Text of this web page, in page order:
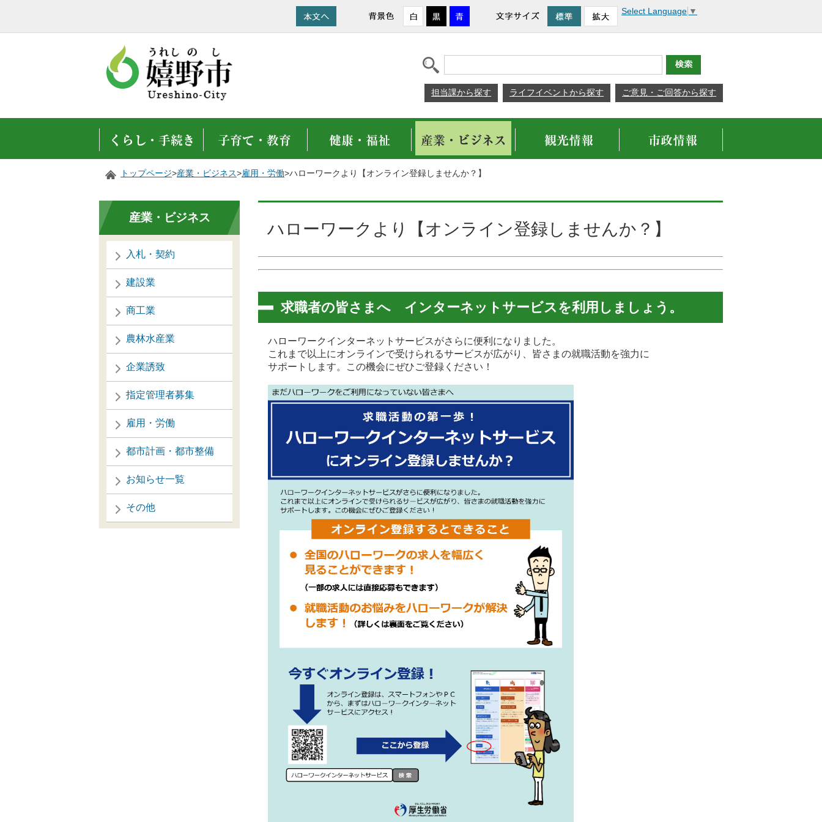
Select Language ▼
担当課から探す ライフイベントから探す ご意見・ご回答から探す
トップページ>産業・ビジネス>雇用・労働>ハローワークより【オンライン登録しませんか？】
産業・ビジネス
入札・契約
建設業
商工業
農林水産業
企業誘致
指定管理者募集
雇用・労働
都市計画・都市整備
お知らせ一覧
その他
ハローワークより【オンライン登録しませんか？】
求職者の皆さまへ インターネットサービスを利用しましょう。
ハローワークインターネットサービスがさらに便利になりました。
これまで以上にオンラインで受けられるサービスが広がり、皆さまの就職活動を強力に
サポートします。この機会にぜひご登録ください！